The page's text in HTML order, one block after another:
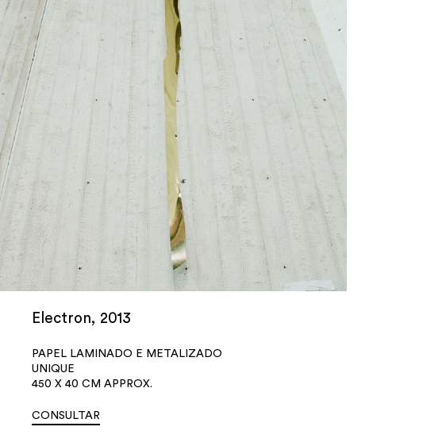
Electron, 2013
PAPEL LAMINADO E METALIZADO
UNIQUE
450 X 40 CM APPROX.
CONSULTAR